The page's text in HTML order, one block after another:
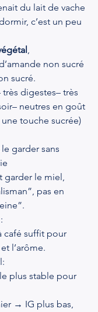
du lait de vache
c’est un peu
,
non sucré
sucré.
digestes– très
neutres en goût
touche sucrée)
garder sans
garder le miel,
pas en
café suffit pour
l’arôme.
plus stable pour
→ IG plus bas,